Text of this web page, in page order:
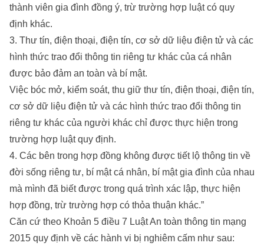
thành viên gia đình đồng ý, trừ trường hợp luật có quy
định khác.
3. Thư tín, điện thoại, điện tín, cơ sở dữ liệu điện tử và các
hình thức trao đổi thông tin riêng tư khác của cá nhân
được bảo đảm an toàn và bí mật.
Việc bóc mở, kiểm soát, thu giữ thư tín, điện thoại, điện tín,
cơ sở dữ liệu điện tử và các hình thức trao đổi thông tin
riêng tư khác của người khác chỉ được thực hiện trong
trường hợp luật quy định.
4. Các bên trong hợp đồng không được tiết lộ thông tin về
đời sống riêng tư, bí mật cá nhân, bí mật gia đình của nhau
mà mình đã biết được trong quá trình xác lập, thực hiện
hợp đồng, trừ trường hợp có thỏa thuận khác.”
Căn cứ theo Khoản 5 điều 7 Luật An toàn thông tin mạng
2015 quy định về các hành vi bị nghiêm cấm như sau: